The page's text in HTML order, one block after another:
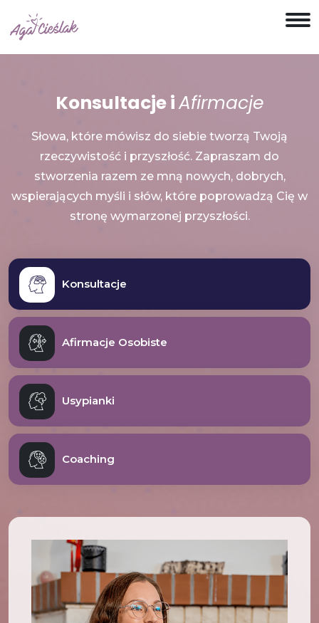
Konsultacje iAfirmacje
Słowa, które mówisz do siebie tworzą Twoją
rzeczywistość i przyszłość. Zapraszam do
stworzenia razem ze mną nowych, dobrych,
wspierających myśli i słów, które poprowadzą Cię w
stronę wymarzonej przyszłości.
Konsultacje
Afirmacje Osobiste
Usypianki
Coaching